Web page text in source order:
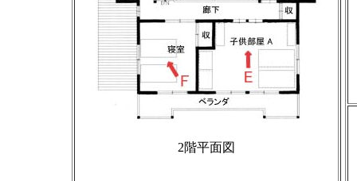
2階平面図